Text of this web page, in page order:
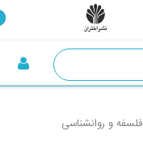
فلسفه و روانشناسی